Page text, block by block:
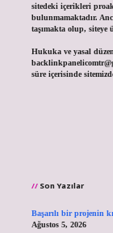
sitedeki içerikleri
bulunmamaktadır.
taşımakta olup, siteye
Hukuka ve yasal
süre içerisinde
Son Yazılar
Başarılı bir projenin
Ağustos 5, 2026